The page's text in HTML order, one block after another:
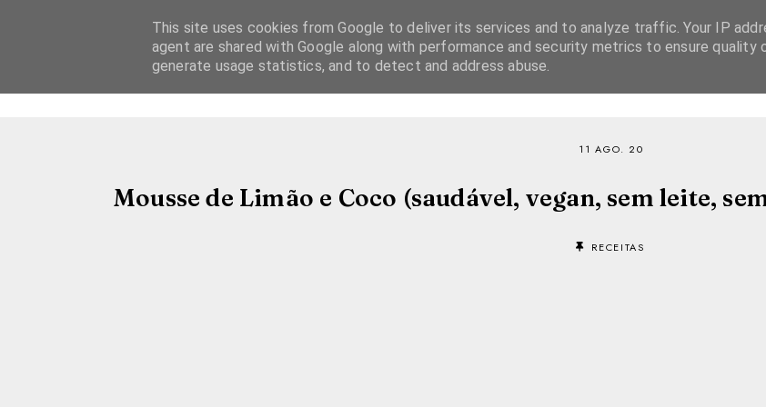
SOBRE RECEITAS
11 AGO. 20
Mousse de Limão e Coco (saudável, vegan, sem leite,
RECEITAS
This site uses cookies from Google to deliver its services and to analyze traffic. Your IP
agent are shared with Google along with performance and security metrics to ensure quality
generate usage statistics, and to detect and address abuse.